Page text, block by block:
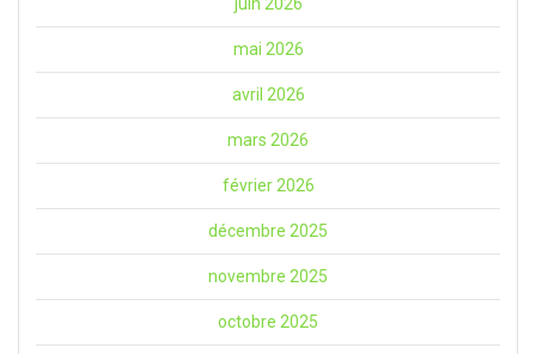
juin 2026
mai 2026
avril 2026
mars 2026
février 2026
décembre 2025
novembre 2025
octobre 2025